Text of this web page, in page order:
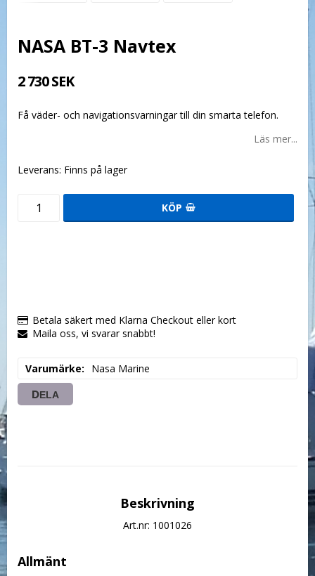
NASA BT-3 Navtex
2 730 SEK
Få väder- och navigationsvarningar till din smarta telefon.
Läs mer...
Leverans: Finns på lager
KÖP
Betala säkert med Klarna Checkout eller kort
Maila oss, vi svarar snabbt!
Varumärke Nasa Marine
DELA
Beskrivning
Art.nr: 1001026
Allmänt